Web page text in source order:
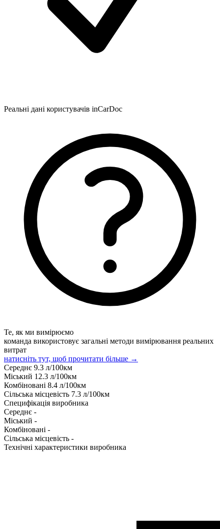
Реальні дані користувачів inCarDoc
Те, як ми вимірюємо
команда використовує загальні методи вимірювання реальних
витрат
натисніть тут, щоб прочитати більше →
Середнє 9.3 л/100км
Міський 12.3 л/100км
Комбіновані 8.4 л/100км
Сільська місцевість 7.3 л/100км
Специфікація виробника
Середнє -
Міський -
Комбіновані -
Сільська місцевість -
Технічні характеристики виробника